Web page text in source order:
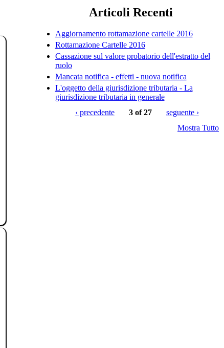
Articoli Recenti
Aggiornamento rottamazione cartelle 2016
Rottamazione Cartelle 2016
Cassazione sul valore probatorio dell'estratto del
ruolo
Mancata notifica - effetti - nuova notifica
L'oggetto della giurisdizione tributaria - La
giurisdizione tributaria in generale
‹ precedente
3 of 27
seguente ›
Mostra Tutto